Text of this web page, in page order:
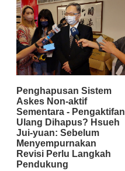
Penghapusan Sistem
Askes Non-aktif
Sementara - Pengaktifan
Ulang Dihapus? Hsueh
Jui-yuan: Sebelum
Menyempurnakan
Revisi Perlu Langkah
Pendukung